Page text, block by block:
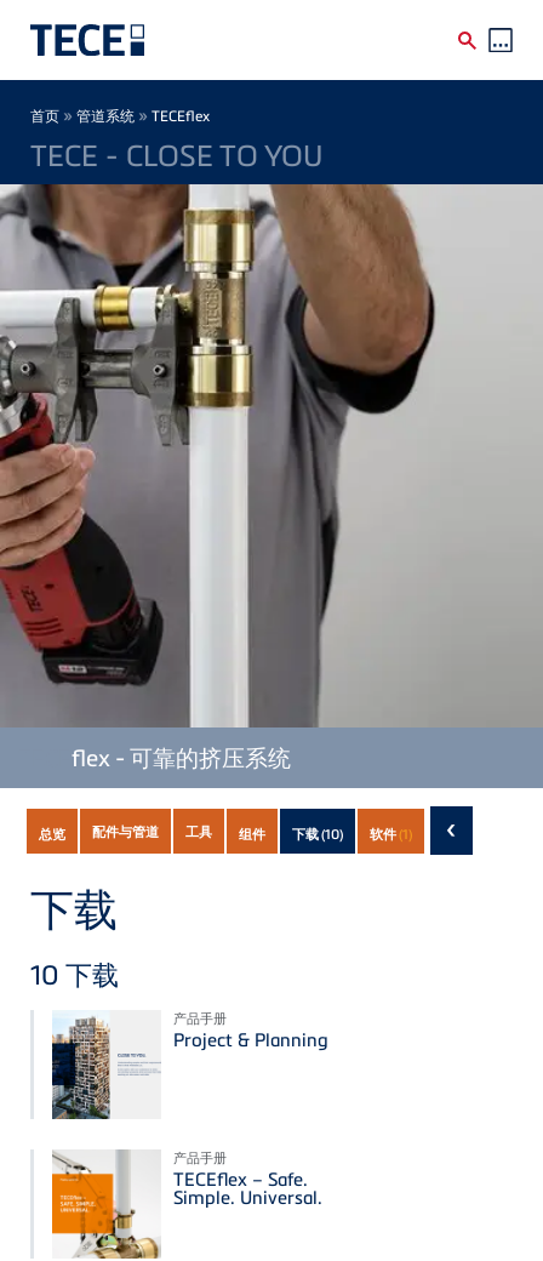
Breadcrumb
首页 » 管道系统 » TECEflex
TECE - CLOSE TO YOU
flex - 可靠的挤压系统
Subnavigation
of
current
Product
总览 配件与管道 工具 组件 下载(10) 软件(1) ‹
下载
10 下载
产品手册
Project & Planning
产品手册
TECEflex – Safe.
Simple. Universal.